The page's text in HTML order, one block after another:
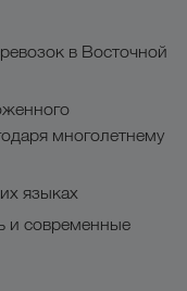
в Восточной
многолетнему
языках
и современные